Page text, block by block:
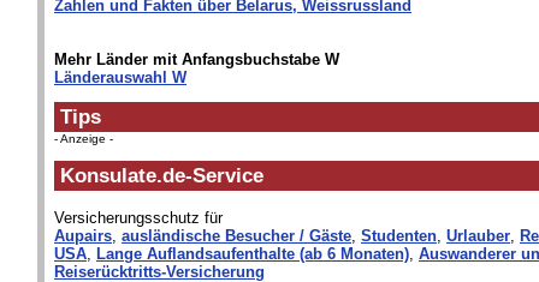
Zahlen und Fakten über Belarus, Weissrussland
Mehr Länder mit Anfangsbuchstabe W
Länderauswahl W
Tips
- Anzeige -
Konsulate.de-Service
Versicherungsschutz für
Aupairs, ausländische Besucher / Gäste, Studenten, Urlauber,
USA, Lange Auflandsaufenthalte (ab 6 Monaten), Auswanderer
Reiserücktritts-Versicherung